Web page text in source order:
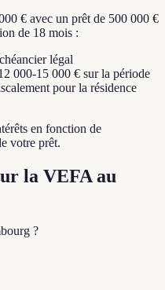
€ avec un prêt de 500 000 €
de 18 mois :
légal
000-15 000 € sur la période
pour la résidence
en fonction de
votre prêt.
la VEFA au
?